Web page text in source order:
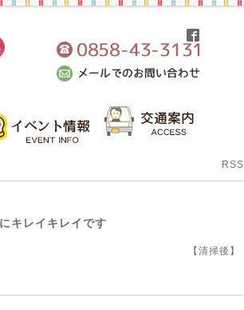
RSS
キレイキレイです
掃後】